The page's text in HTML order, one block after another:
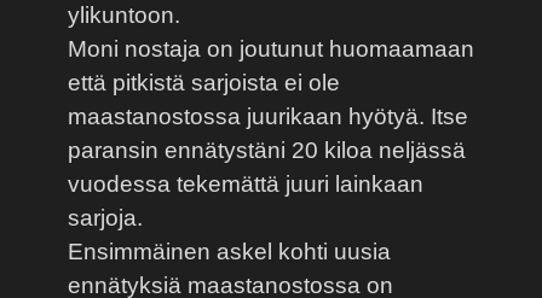
ylikuntoon.
Moni nostaja on joutunut huomaamaan
että pitkistä sarjoista ei ole
maastanostossa juurikaan hyötyä. Itse
paransin ennätystäni 20 kiloa neljässä
vuodessa tekemättä juuri lainkaan
sarjoja.
Ensimmäinen askel kohti uusia
ennätyksiä maastanostossa on